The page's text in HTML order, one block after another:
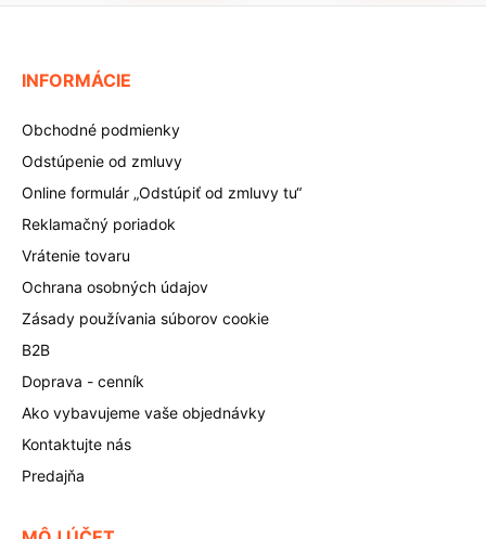
INFORMÁCIE
Obchodné podmienky
Odstúpenie od zmluvy
Online formulár „Odstúpiť od zmluvy tu“
Reklamačný poriadok
Vrátenie tovaru
Ochrana osobných údajov
Zásady používania súborov cookie
B2B
Doprava - cenník
Ako vybavujeme vaše objednávky
Kontaktujte nás
Predajňa